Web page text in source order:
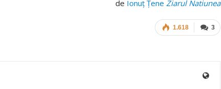
de Ionuț Țene Ziarul Natiunea
3
1.618